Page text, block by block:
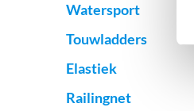
Watersport
Touwladders
Elastiek
Railingnet